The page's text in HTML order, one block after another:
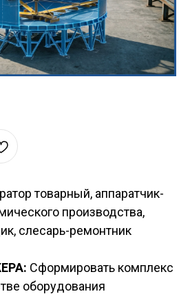
товарный, аппаратчик-
производства,
слесарь-ремонтник
Сформировать комплекс
оборудования